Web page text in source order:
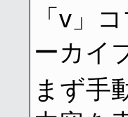
「v」
ーカイ
まず手